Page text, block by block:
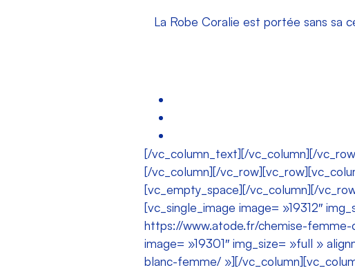
La Robe Coralie est portée sans sa
[/vc_column_text][/vc_column][/
[/vc_column][/
[vc_empty_space][/vc_column][/
[vc_single_image image= »19312″
https://www.atode.fr/chemise-femme-
image= »19301″ img_size= »full »
blanc-femme/ »][/